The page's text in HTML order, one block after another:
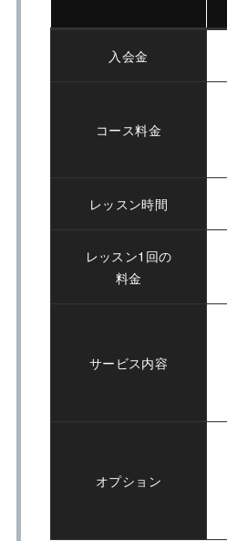
入会金
コース料金
レッスン時間
レッスン1回の
料金
サービス内容
オプション